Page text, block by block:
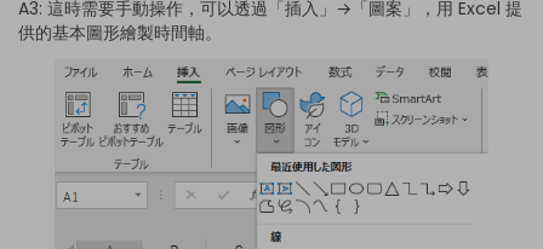
A3: 這時需要手動操作，可以透過「插入」→「圖案」，用 Excel 提
供的基本圖形繪製時間軸。